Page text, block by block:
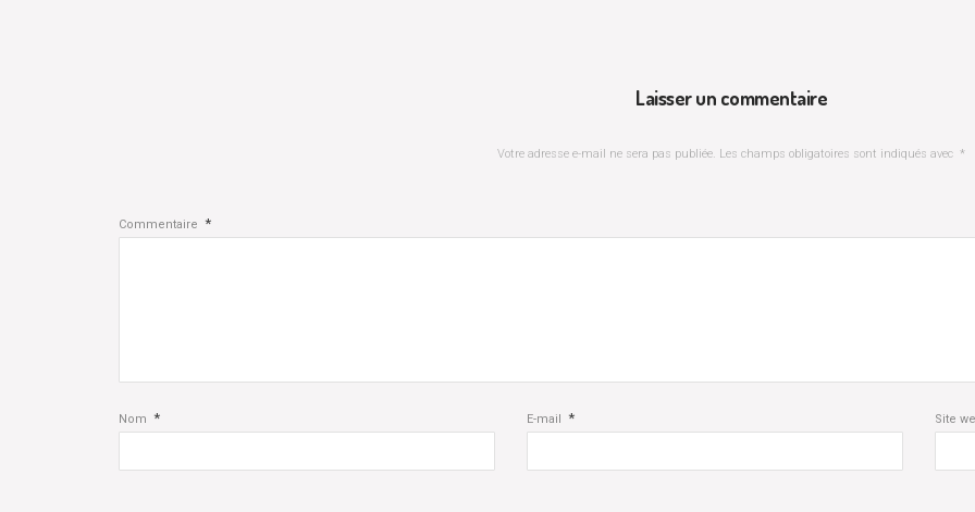
Laisser un commentaire
Votre adresse e-mail ne sera pas publiée. Les champs obligatoires sont indiqués avec *
Commentaire *
Nom * E-mail * Site